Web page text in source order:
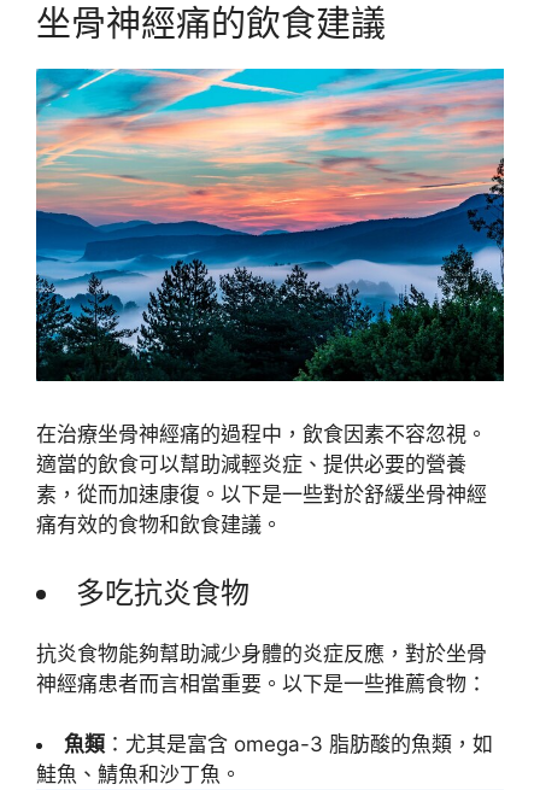
坐骨神經痛的飲食建議
在治療坐骨神經痛的過程中，飲食因素不容忽視。
適當的飲食可以幫助減輕炎症、提供必要的營養
素，從而加速康復。以下是一些對於舒緩坐骨神經
痛有效的食物和飲食建議。
多吃抗炎食物
抗炎食物能夠幫助減少身體的炎症反應，對於坐骨
神經痛患者而言相當重要。以下是一些推薦食物：
魚類 ：尤其是富含 omega-3 脂肪酸的魚類，如
鮭魚、鯖魚和沙丁魚。